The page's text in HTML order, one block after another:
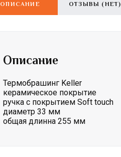
ОПИСАНИЕ ОТЗЫВЫ (НЕТ)
Описание
Термобрашинг Keller
керамическое покрытие
ручка с покрытием Soft touch
диаметр 33 мм
общая длинна 255 мм